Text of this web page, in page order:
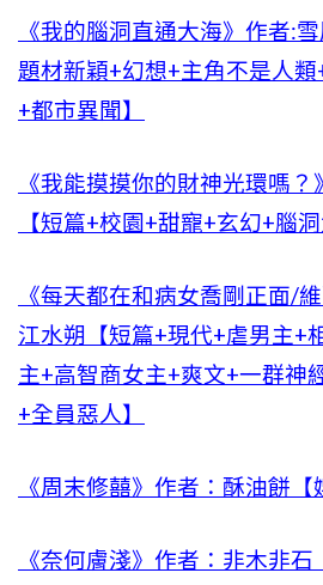
《我的腦洞直通大海》作者:
題材新穎+幻想+主角不是人
+都市異聞】
《我能摸摸你的財神光環嗎
【短篇+校園+甜寵+玄幻+腦洞
《每天都在和病女喬剛正面/
江水朔【短篇+現代+虐男主+
主+高智商女主+爽文+一群神
+全員惡人】
《周末修囍》作者：酥油餅【
《奈何膚淺》作者：非木非